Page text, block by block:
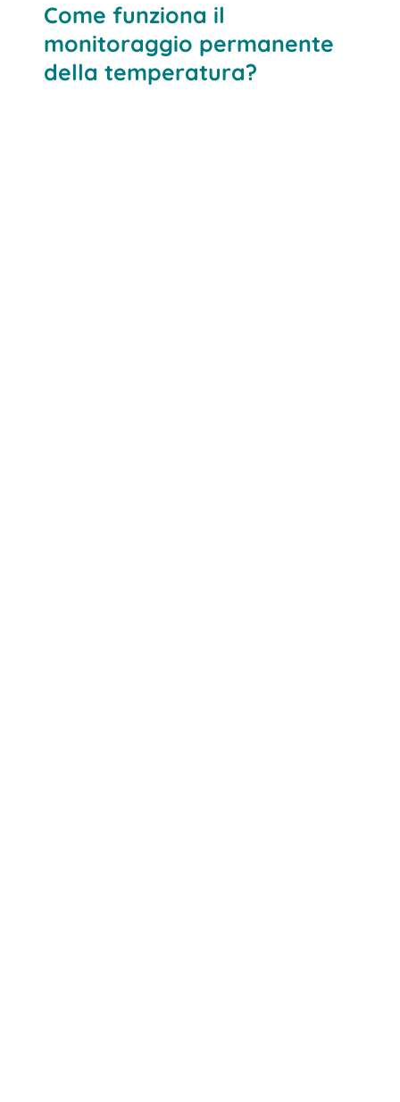
Come funziona il
monitoraggio permanente
della temperatura?